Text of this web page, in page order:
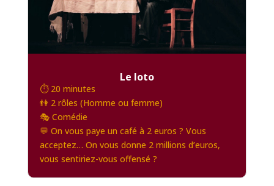
Le loto
⏱️ 20 minutes
👫 2 rôles (Homme ou femme)
🎭 Comédie
💬 On vous paye un café à 2 euros ? Vous
acceptez… On vous donne 2 millions d’euros,
vous sentiriez-vous offensé ?